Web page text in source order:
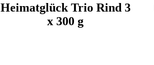
Heimatglück Trio Rind 3
x 300 g